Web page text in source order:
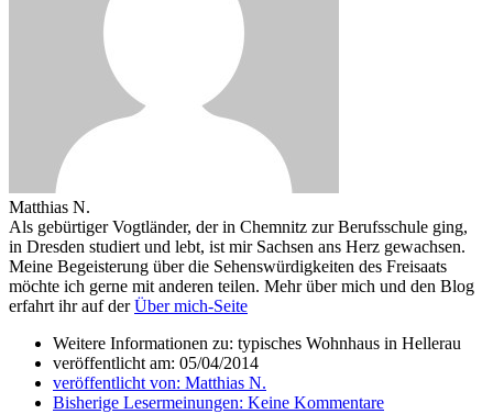
Matthias N.
Als gebürtiger Vogtländer, der in Chemnitz zur Berufsschule ging,
in Dresden studiert und lebt, ist mir Sachsen ans Herz gewachsen.
Meine Begeisterung über die Sehenswürdigkeiten des Freisaats
möchte ich gerne mit anderen teilen. Mehr über mich und den Blog
erfahrt ihr auf derÜber mich-Seite
Weitere Informationen zu: typisches Wohnhaus in Hellerau
veröffentlicht am: 05/04/2014
veröffentlicht von: Matthias N.
Bisherige Lesermeinungen: Keine Kommentare